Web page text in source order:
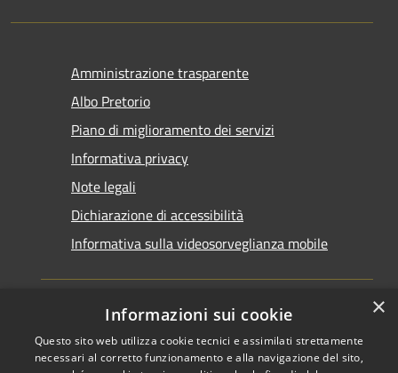
Amministrazione trasparente
Albo Pretorio
Piano di miglioramento dei servizi
Informativa privacy
Note legali
Dichiarazione di accessibilità
Informativa sulla videosorveglianza mobile
RSS
Copyright © 2026 • Comune di
×
Informazioni sui cookie
Questo sito web utilizza cookie tecnici e assimilati strettamente
necessari al corretto funzionamento e alla navigazione del sito,